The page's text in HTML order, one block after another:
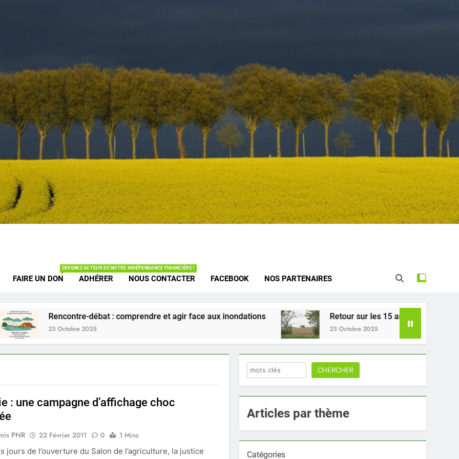
FAIRE UN DON
DEVENEZ ACTEUR DE NOTRE INDÉPENDANCE FINANCIÈRE !
ADHÉRER NOUS CONTACTER FACEBOOK NOS PARTENAIRES
Rencontre-débat : comprendre et agir face aux inondations
23 Octobre 2025
Retour sur les 15 ans de la ZPNAF
23 Octobre 2025
: une campagne d’affichage choc
PNR 22 Février 2011 0
1 Mins
jours de l’ouverture du Salon de l’agriculture, la justice
Rechercher CHERCHER
Articles par thème
Catégories